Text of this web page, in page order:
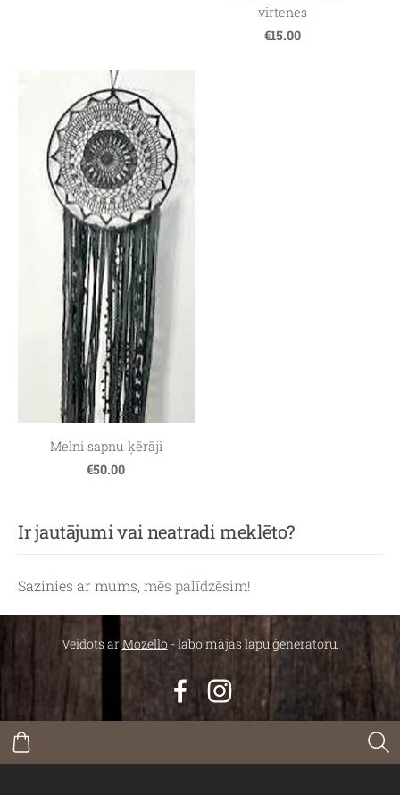
Ir jautājumi vai neatradi meklēto?
Sazinies ar mums, mēs palīdzēsim!
virtenes
€15.00
Melni sapņu ķērāji
€50.00
Veidots arMozello- labo mājas lapu ģeneratoru.